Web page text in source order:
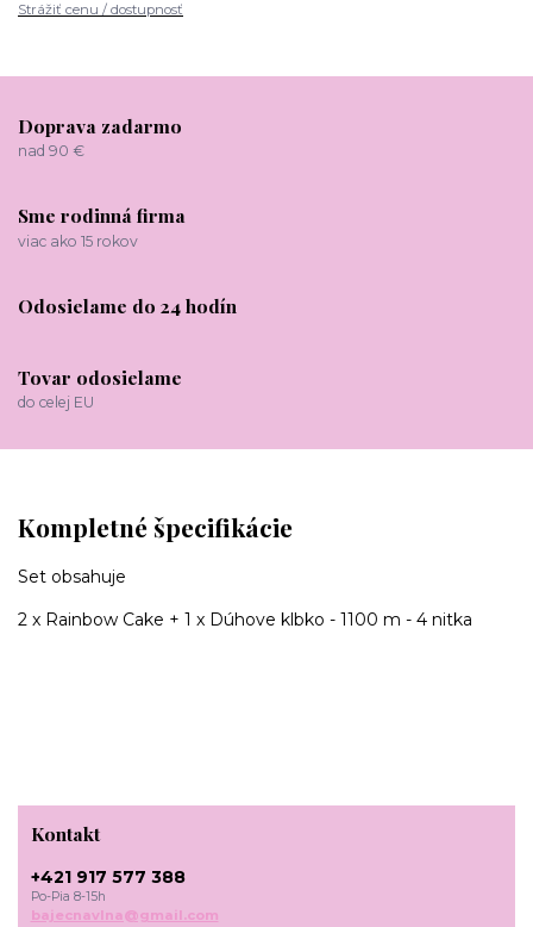
Strážiť cenu / dostupnosť
Doprava zadarmo
nad 90 €
Sme rodinná firma
viac ako 15 rokov
Odosielame do 24 hodín
Tovar odosielame
do celej EU
Kompletné špecifikácie
Set obsahuje
2 x Rainbow Cake + 1 x Dúhove klbko - 1100 m - 4 nitka
Kontakt
+421 917 577 388
Po-Pia 8-15h
bajecnavlna@gmail.com